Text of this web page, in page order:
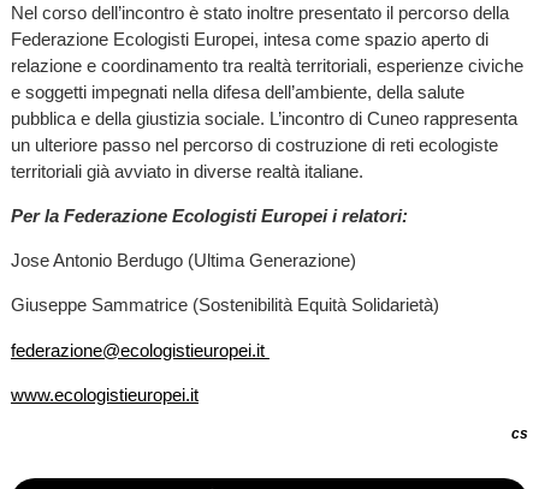
Nel corso dell’incontro è stato inoltre presentato il percorso della
Federazione Ecologisti Europei, intesa come spazio aperto di
relazione e coordinamento tra realtà territoriali, esperienze civiche
e soggetti impegnati nella difesa dell’ambiente, della salute
pubblica e della giustizia sociale. L’incontro di Cuneo rappresenta
un ulteriore passo nel percorso di costruzione di reti ecologiste
territoriali già avviato in diverse realtà italiane.
Per la Federazione Ecologisti Europei i relatori:
Jose Antonio Berdugo (Ultima Generazione)
Giuseppe Sammatrice (Sostenibilità Equità Solidarietà)
federazione@ecologistieuropei.it
www.ecologistieuropei.it
cs